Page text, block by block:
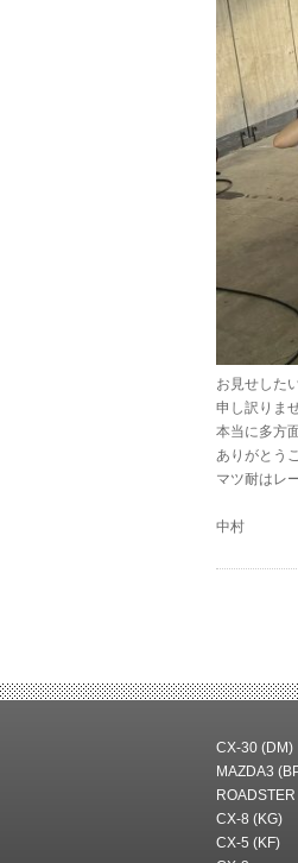
お見せした
申し訳りま
本当に多方
ありがとう
マツ耐はレ
中村
CX-30 (DM)
MAZDA3
CX-8 (KG)
CX-5 (KF)